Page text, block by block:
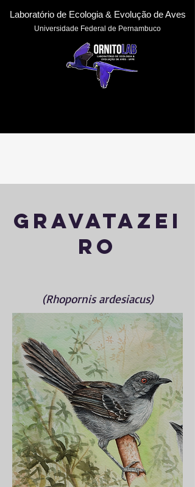
Laboratório de Ecologia & Evolução de Aves
Universidade Federal de Pernambuco
gravatazei
ro
(Rhopornis ardesiacus)